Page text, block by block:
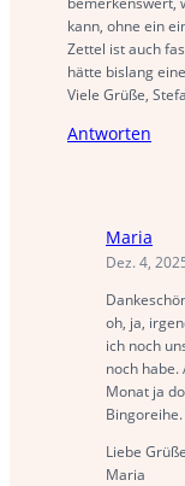
kann, ohne ein
Zettel ist auch
hätte bislang
Viele Grüße,
Antworten
Maria
Dez. 4,
oh, ja,
ich noch
noch
Monat ja
Bingoreihe.
Liebe
Maria